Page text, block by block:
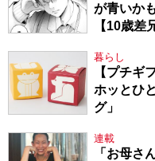
が青いか
【10歳差
暮らし
【プチギ
ホッとひ
グ」
連載
「お母さ